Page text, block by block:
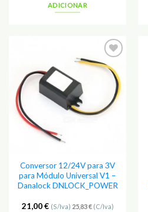
ADICIONAR
Adicionar
aos
Favoritos
Conversor 12/24V para 3V
para Módulo Universal V1 –
Danalock DNLOCK_POWER
21,00€ (S/Iva) 25,83€(C/Iva)